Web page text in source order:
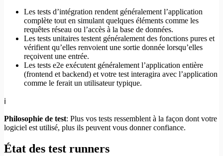
Les tests d’intégration rendent généralement l’application
complète tout en simulant quelques éléments comme les
requêtes réseau ou l’accès à la base de données.
Les tests unitaires testent généralement des fonctions pures et
vérifient qu’elles renvoient une sortie donnée lorsqu’elles
reçoivent une entrée.
Les tests e2e exécutent généralement l’application entière
(frontend et backend) et votre test interagira avec l’application
comme le ferait un utilisateur typique.
ℹ️
Philosophie de test: Plus vos tests ressemblent à la façon dont votre
logiciel est utilisé, plus ils peuvent vous donner confiance.
État des test runners